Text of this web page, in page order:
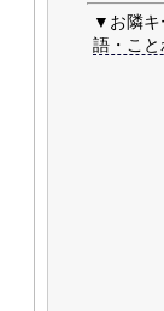
▼お隣キ
語・こと